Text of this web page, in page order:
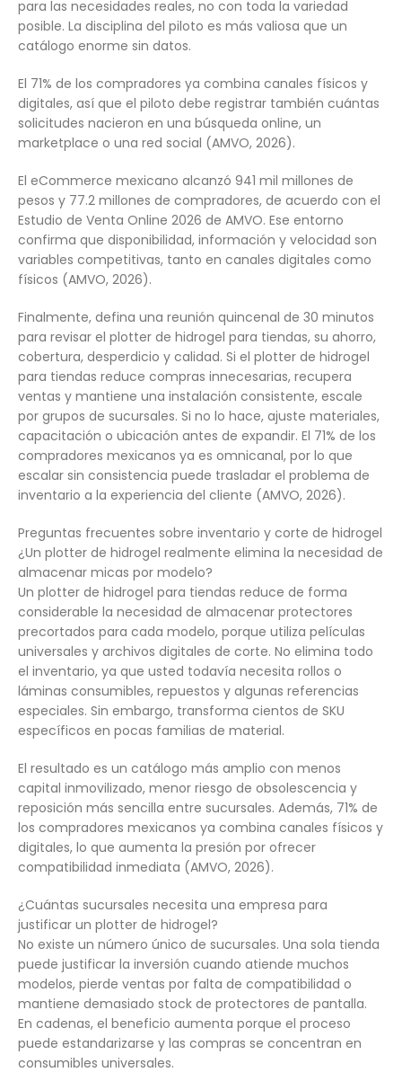
para las necesidades reales, no con toda la variedad
posible. La disciplina del piloto es más valiosa que un
catálogo enorme sin datos.
El 71% de los compradores ya combina canales físicos y
digitales, así que el piloto debe registrar también cuántas
solicitudes nacieron en una búsqueda online, un
marketplace o una red social (AMVO, 2026).
El eCommerce mexicano alcanzó 941 mil millones de
pesos y 77.2 millones de compradores, de acuerdo con el
Estudio de Venta Online 2026 de AMVO. Ese entorno
confirma que disponibilidad, información y velocidad son
variables competitivas, tanto en canales digitales como
físicos (AMVO, 2026).
Finalmente, defina una reunión quincenal de 30 minutos
para revisar el plotter de hidrogel para tiendas, su ahorro,
cobertura, desperdicio y calidad. Si el plotter de hidrogel
para tiendas reduce compras innecesarias, recupera
ventas y mantiene una instalación consistente, escale
por grupos de sucursales. Si no lo hace, ajuste materiales,
capacitación o ubicación antes de expandir. El 71% de los
compradores mexicanos ya es omnicanal, por lo que
escalar sin consistencia puede trasladar el problema de
inventario a la experiencia del cliente (AMVO, 2026).
Preguntas frecuentes sobre inventario y corte de hidrogel
¿Un plotter de hidrogel realmente elimina la necesidad de
almacenar micas por modelo?
Un plotter de hidrogel para tiendas reduce de forma
considerable la necesidad de almacenar protectores
precortados para cada modelo, porque utiliza películas
universales y archivos digitales de corte. No elimina todo
el inventario, ya que usted todavía necesita rollos o
láminas consumibles, repuestos y algunas referencias
especiales. Sin embargo, transforma cientos de SKU
específicos en pocas familias de material.
El resultado es un catálogo más amplio con menos
capital inmovilizado, menor riesgo de obsolescencia y
reposición más sencilla entre sucursales. Además, 71% de
los compradores mexicanos ya combina canales físicos y
digitales, lo que aumenta la presión por ofrecer
compatibilidad inmediata (AMVO, 2026).
¿Cuántas sucursales necesita una empresa para
justificar un plotter de hidrogel?
No existe un número único de sucursales. Una sola tienda
puede justificar la inversión cuando atiende muchos
modelos, pierde ventas por falta de compatibilidad o
mantiene demasiado stock de protectores de pantalla.
En cadenas, el beneficio aumenta porque el proceso
puede estandarizarse y las compras se concentran en
consumibles universales.